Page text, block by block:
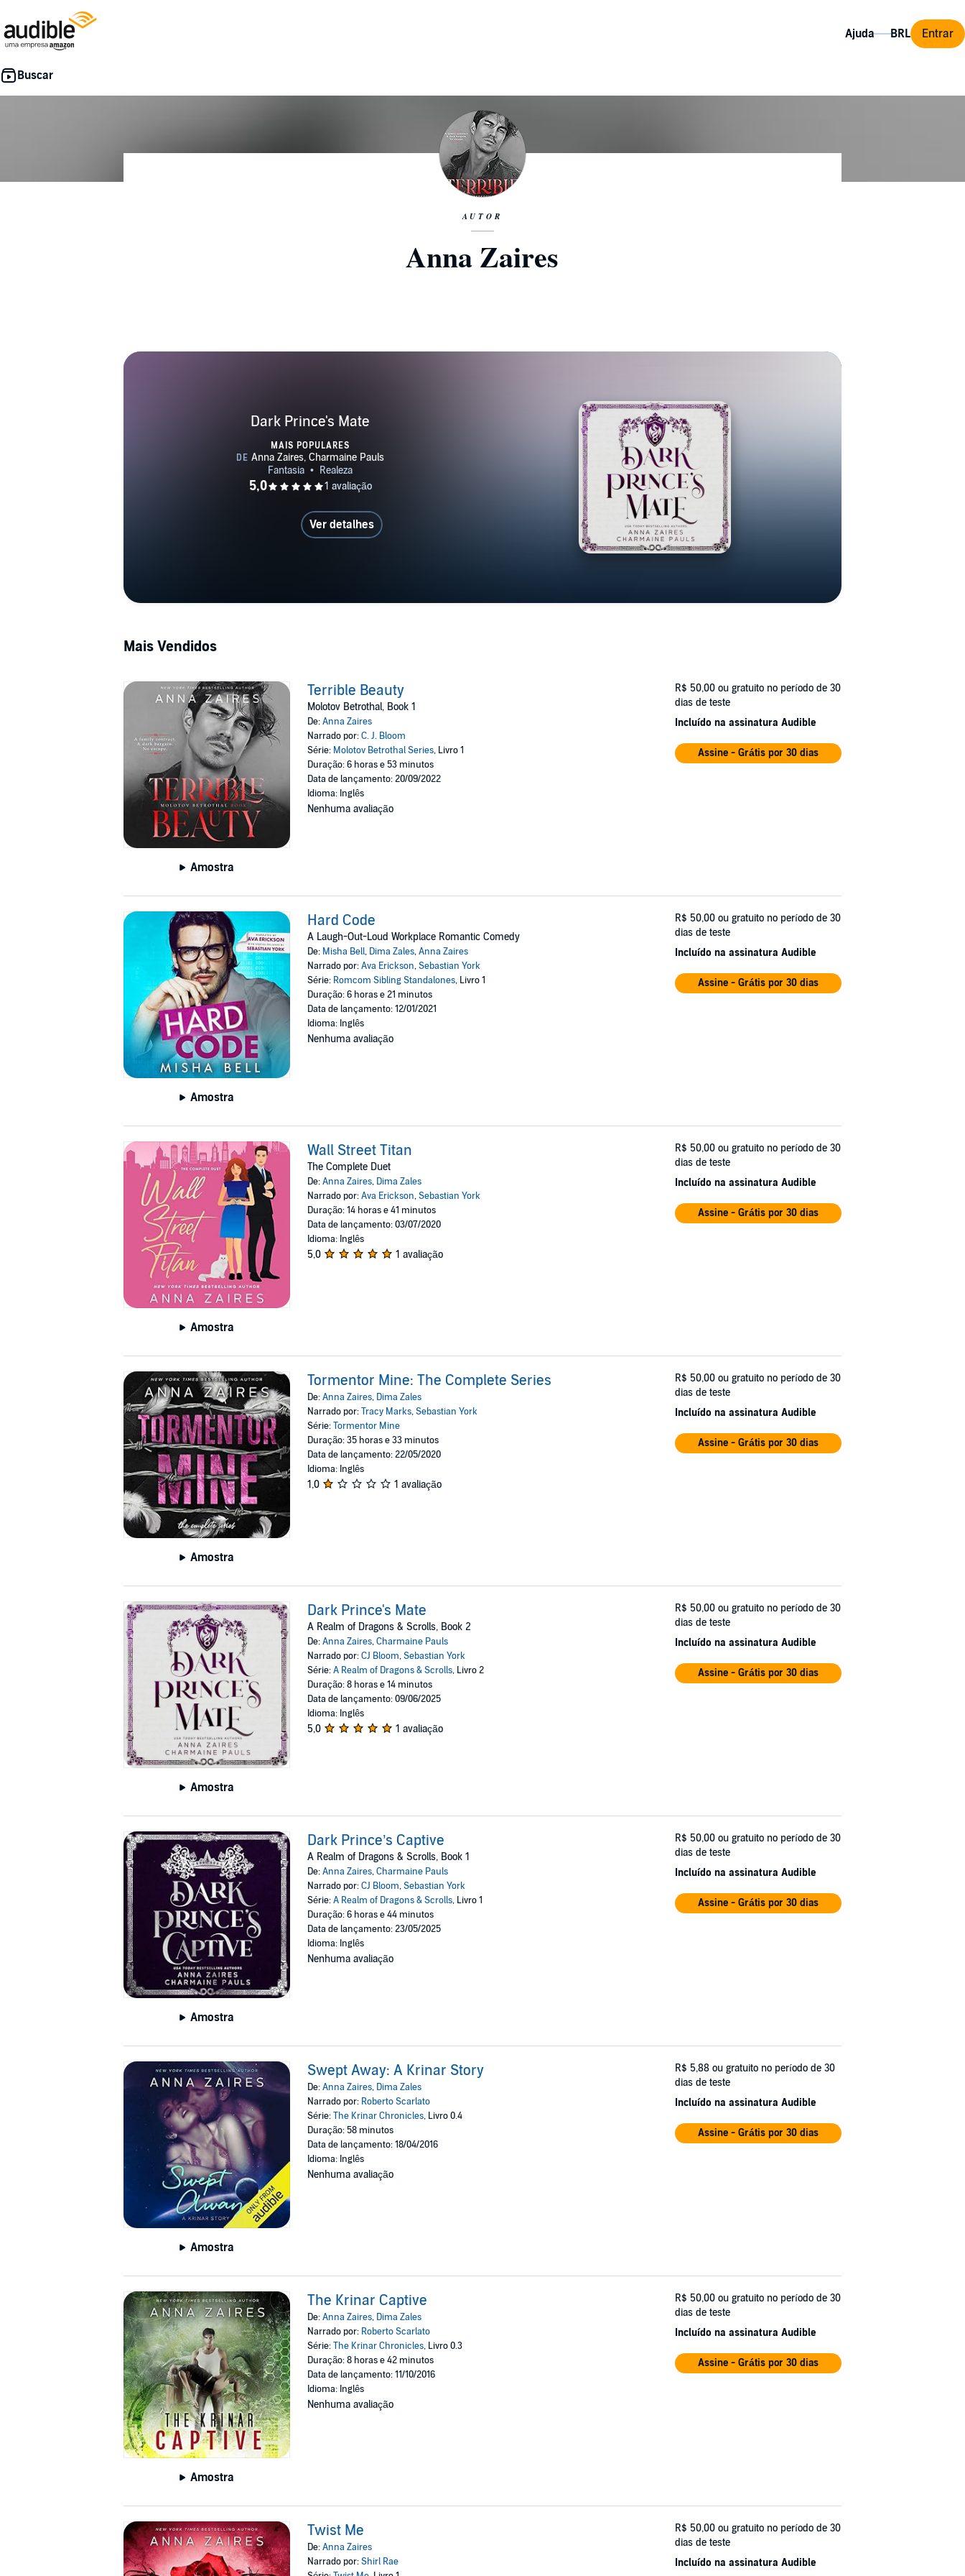
Ajuda Entrar
AUTOR
Anna Zaires
Dark Prince's Mate
MAIS POPULARES
Ver detalhes
Mais Vendidos
Amostra
Terrible Beauty
Molotov Betrothal, Book 1
De:Anna Zaires
Narrado por:C. J. Bloom
Série: Molotov Betrothal Series, Livro 1
Duração: 6 horas e 53 minutos
Data de lançamento: 20/09/2022
Idioma: Inglês
Nenhuma avaliação
R$ 50,00 ou gratuito no período de 30
dias de teste
Incluído na assinatura Audible
Assine - Grátis por 30 dias
Amostra
Hard Code
A Laugh-Out-Loud Workplace Romantic Comedy
De: Misha Bell, Dima Zales,Anna Zaires
Narrado por:Ava Erickson,Sebastian York
Série: Romcom Sibling Standalones, Livro 1
Duração: 6 horas e 21 minutos
Data de lançamento: 12/01/2021
Idioma: Inglês
Nenhuma avaliação
R$ 50,00 ou gratuito no período de 30
dias de teste
Incluído na assinatura Audible
Assine - Grátis por 30 dias
Amostra
Wall Street Titan
The Complete Duet
De:Anna Zaires, Dima Zales
Narrado por:Ava Erickson,Sebastian York
Duração: 14 horas e 41 minutos
Data de lançamento: 03/07/2020
Idioma: Inglês
5,0 1 avaliação
R$ 50,00 ou gratuito no período de 30
dias de teste
Incluído na assinatura Audible
Assine - Grátis por 30 dias
Amostra
Tormentor Mine: The Complete Series
De:Anna Zaires, Dima Zales
Narrado por:Tracy Marks,Sebastian York
Série:Tormentor Mine
Duração: 35 horas e 33 minutos
Data de lançamento: 22/05/2020
Idioma: Inglês
1,0 1 avaliação
R$ 50,00 ou gratuito no período de 30
dias de teste
Incluído na assinatura Audible
Assine - Grátis por 30 dias
Amostra
Dark Prince's Mate
A Realm of Dragons & Scrolls, Book 2
De:Anna Zaires,Charmaine Pauls
Narrado por:CJ Bloom,Sebastian York
Série:A Realm of Dragons & Scrolls, Livro 2
Duração: 8 horas e 14 minutos
Data de lançamento: 09/06/2025
Idioma: Inglês
5,0 1 avaliação
R$ 50,00 ou gratuito no período de 30
dias de teste
Incluído na assinatura Audible
Assine - Grátis por 30 dias
Amostra
Dark Prince’s Captive
A Realm of Dragons & Scrolls, Book 1
De:Anna Zaires,Charmaine Pauls
Narrado por:CJ Bloom,Sebastian York
Série:A Realm of Dragons & Scrolls, Livro 1
Duração: 6 horas e 44 minutos
Data de lançamento: 23/05/2025
Idioma: Inglês
Nenhuma avaliação
R$ 50,00 ou gratuito no período de 30
dias de teste
Incluído na assinatura Audible
Assine - Grátis por 30 dias
Amostra
Swept Away: A Krinar Story
De:Anna Zaires, Dima Zales
Narrado por: Roberto Scarlato
Série:The Krinar Chronicles, Livro 0.4
Duração: 58 minutos
Data de lançamento: 18/04/2016
Idioma: Inglês
Nenhuma avaliação
R$ 5,88 ou gratuito no período de 30
dias de teste
Incluído na assinatura Audible
Assine - Grátis por 30 dias
Amostra
The Krinar Captive
De:Anna Zaires, Dima Zales
Narrado por: Roberto Scarlato
Série:The Krinar Chronicles, Livro 0.3
Duração: 8 horas e 42 minutos
Data de lançamento: 11/10/2016
Idioma: Inglês
Nenhuma avaliação
R$ 50,00 ou gratuito no período de 30
dias de teste
Incluído na assinatura Audible
Assine - Grátis por 30 dias
Twist Me
De:Anna Zaires
Narrado por:Shirl Rae
R$ 50,00 ou gratuito no período de 30
dias de teste
Incluído na assinatura Audible